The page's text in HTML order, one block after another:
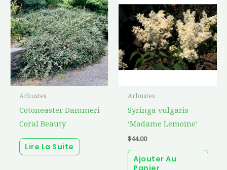
Arbustes
Cotoneaster Dammeri
Coral Beauty
Lire La Suite
Arbustes
Syringa vulgaris
‘Madame Lemoine’
$44.00
Ajouter Au
Panier